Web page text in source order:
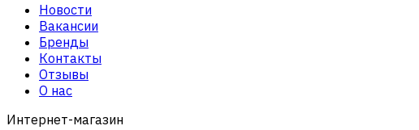
Новости
Вакансии
Бренды
Контакты
Отзывы
О нас
Интернет-магазин